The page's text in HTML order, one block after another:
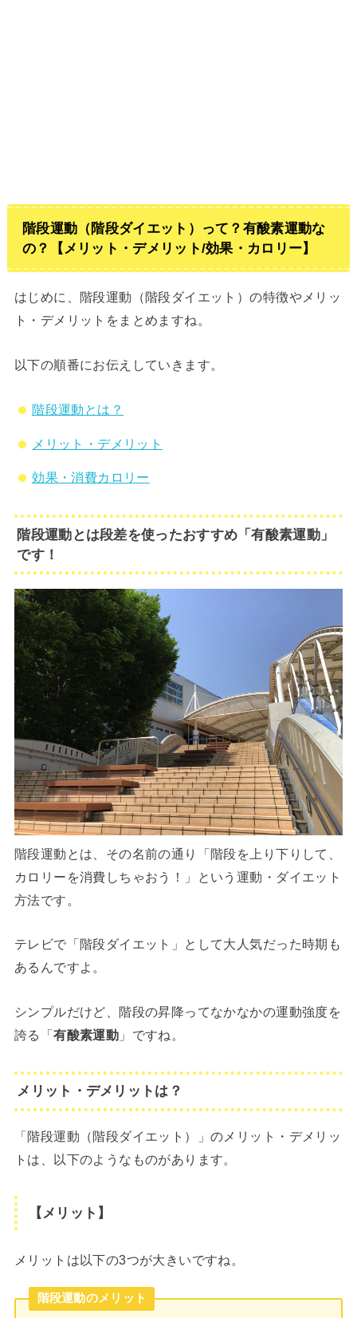
階段運動（階段ダイエット）って？有酸素運動な
の？【メリット・デメリット/効果・カロリー】
はじめに、階段運動（階段ダイエット）の特徴やメリッ
ト・デメリットをまとめますね。
以下の順番にお伝えしていきます。
階段運動とは？
メリット・デメリット
効果・消費カロリー
階段運動とは段差を使ったおすすめ「有酸素運動」
です！
階段運動とは、その名前の通り「階段を上り下りして、
カロリーを消費しちゃおう！」という運動・ダイエット
方法です。
テレビで「階段ダイエット」として大人気だった時期も
あるんですよ。
シンプルだけど、階段の昇降ってなかなかの運動強度を
誇る「有酸素運動 」ですね。
メリット・デメリットは？
「階段運動（階段ダイエット）」のメリット・デメリッ
トは、以下のようなものがあります。
【メリット】
メリットは以下の3つが大きいですね。
階段運動のメリット